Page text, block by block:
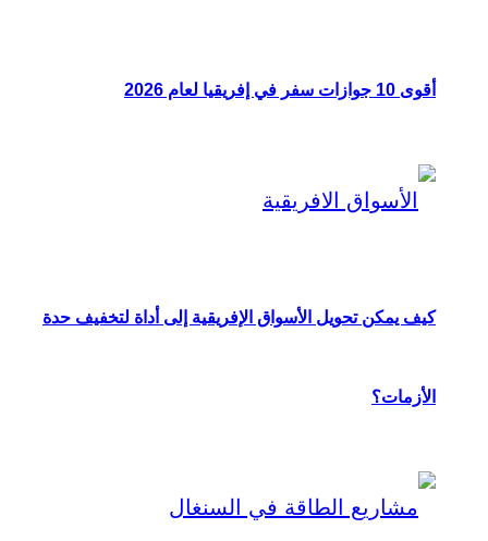
أقوى 10 جوازات سفر في إفريقيا لعام 2026
كيف يمكن تحويل الأسواق الإفريقية إلى أداة لتخفيف حدة
الأزمات؟